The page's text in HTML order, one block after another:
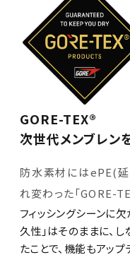
GORE-TEX®
次世代メンブレン
防水素材にはePE(延
れ変わった「GORE-
フィッシングシーンに欠
久性」はそのままに、
たことで、機能もアップ